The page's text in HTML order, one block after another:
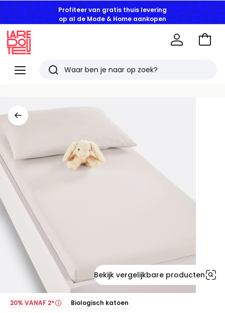
Profiteer van gratis thuis levering
op al de Mode & Home aankopen
Menu
Redoute
Zoeken
bekeken
Naar
Bekijk vergelijkbare producten
20% VANAF 2*
Biologisch katoen